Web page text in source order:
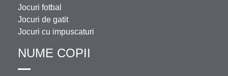
Jocuri fotbal
Jocuri de gatit
Jocuri cu impuscaturi
NUME COPII